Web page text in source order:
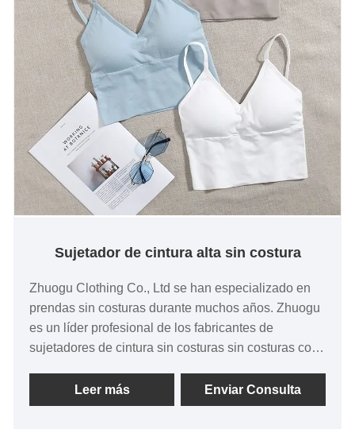
Sujetador de cintura alta sin costura
Zhuogu Clothing Co., Ltd se han especializado en
prendas sin costuras durante muchos años. Zhuogu
es un líder profesional de los fabricantes de
sujetadores de cintura sin costuras sin costuras con
Leer más
Enviar Consulta